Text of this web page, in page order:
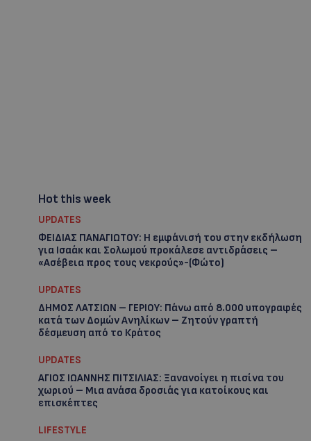
Hot this week
UPDATES
ΦΕΙΔΙΑΣ ΠΑΝΑΓΙΩΤΟΥ: Η εμφάνισή του στην εκδήλωση
για Ισαάκ και Σολωμού προκάλεσε αντιδράσεις –
«Ασέβεια προς τους νεκρούς»-(Φώτο)
UPDATES
ΔΗΜΟΣ ΛΑΤΣΙΩΝ – ΓΕΡΙΟΥ: Πάνω από 8.000 υπογραφές
κατά των Δομών Ανηλίκων – Ζητούν γραπτή
δέσμευση από το Κράτος
UPDATES
ΑΓΙΟΣ ΙΩΑΝΝΗΣ ΠΙΤΣΙΛΙΑΣ: Ξανανοίγει η πισίνα του
χωριού – Μια ανάσα δροσιάς για κατοίκους και
επισκέπτες
LIFESTYLE